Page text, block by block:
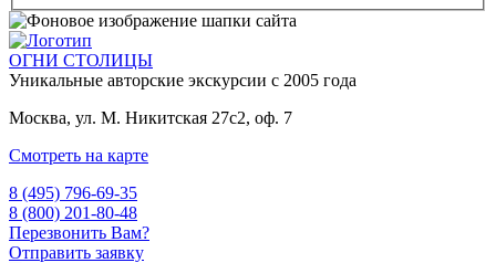
ОГНИ СТОЛИЦЫ
Уникальные авторские экскурсии с 2005 года
Москва, ул. М. Никитская 27с2, оф. 7
Смотреть на карте
8 (495) 796-69-35
8 (800) 201-80-48
Перезвонить Вам?
Отправить заявку